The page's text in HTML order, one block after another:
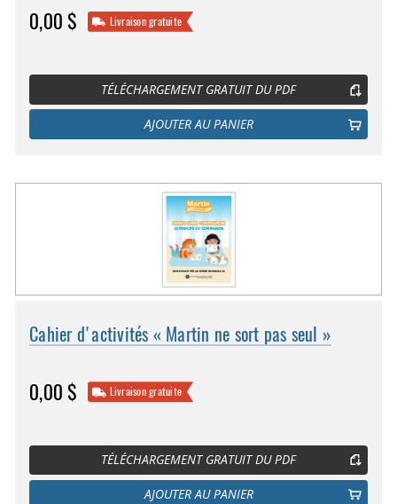
0,00 $ Livraison gratuite
TÉLÉCHARGEMENT GRATUIT DU PDF
AJOUTER AU PANIER
Cahier d'activités « Martin ne sort pas seul »
0,00 $ Livraison gratuite
TÉLÉCHARGEMENT GRATUIT DU PDF
AJOUTER AU PANIER